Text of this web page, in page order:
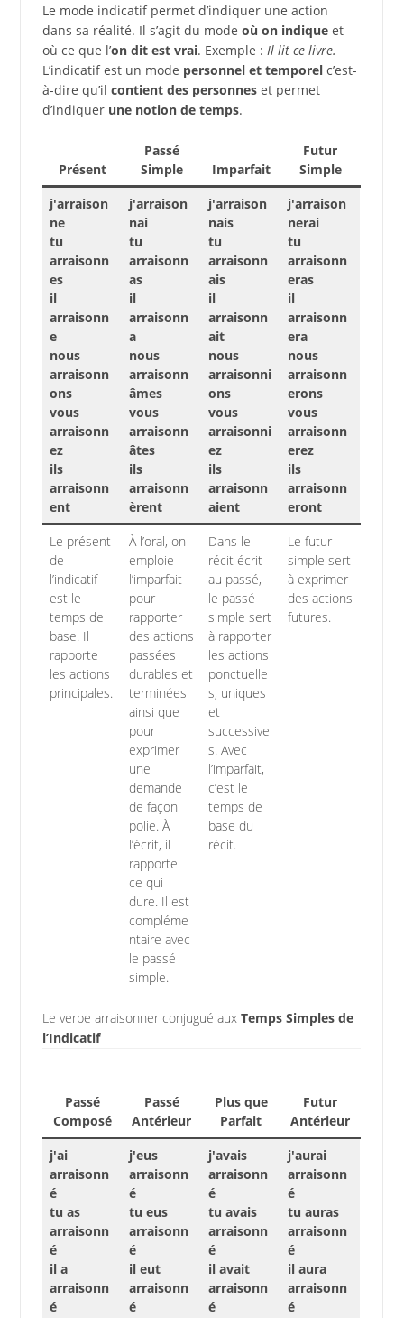
Le mode indicatif permet d’indiquer une action
dans sa réalité. Il s’agit du mode où on indiqueet
où ce que l’on dit est vrai. Exemple : Il lit ce livre.
L’indicatif est un mode personnel et temporelc’est-
à-dire qu’il contient des personneset permet
d’indiquer une notion de temps.
Présent
Passé
Simple
Imparfait
Futur
Simple
j'arraison
ne
tu
arraisonn
es
il
arraisonn
e
nous
arraisonn
ons
vous
arraisonn
ez
ils
arraisonn
ent
j'arraison
nai
tu
arraisonn
as
il
arraisonn
a
nous
arraisonn
âmes
vous
arraisonn
âtes
ils
arraisonn
èrent
j'arraison
nais
tu
arraisonn
ais
il
arraisonn
ait
nous
arraisonni
ons
vous
arraisonni
ez
ils
arraisonn
aient
j'arraison
nerai
tu
arraisonn
eras
il
arraisonn
era
nous
arraisonn
erons
vous
arraisonn
erez
ils
arraisonn
eront
Le présent
de
l’indicatif
est le
temps de
base. Il
rapporte
les actions
principales.
À l’oral, on
emploie
l’imparfait
pour
rapporter
des actions
passées
durables et
terminées
ainsi que
pour
exprimer
une
demande
de façon
polie. À
l’écrit, il
rapporte
ce qui
dure. Il est
compléme
ntaire avec
le passé
simple.
Dans le
récit écrit
au passé,
le passé
simple sert
à rapporter
les actions
ponctuelle
s, uniques
et
successive
s. Avec
l’imparfait,
c’est le
temps de
base du
récit.
Le futur
simple sert
à exprimer
des actions
futures.
Le verbe arraisonner conjugué aux Temps Simples de
l’Indicatif
Passé
Composé
Passé
Antérieur
Plus que
Parfait
Futur
Antérieur
j'ai
arraisonn
é
tu as
arraisonn
é
il a
arraisonn
é
j'eus
arraisonn
é
tu eus
arraisonn
é
il eut
arraisonn
é
j'avais
arraisonn
é
tu avais
arraisonn
é
il avait
arraisonn
é
j'aurai
arraisonn
é
tu auras
arraisonn
é
il aura
arraisonn
é